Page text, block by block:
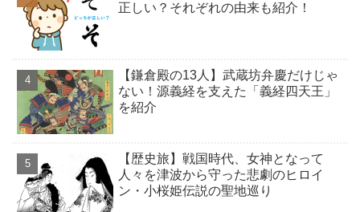
正しい？それぞれの由来も紹介！
【鎌倉殿の13人】武蔵坊弁慶だけじゃ
ない！源義経を支えた「義経四天王」
を紹介
【歴史旅】戦国時代、女神となって
人々を津波から守った悲劇のヒロイ
ン・小桜姫伝説の聖地巡り